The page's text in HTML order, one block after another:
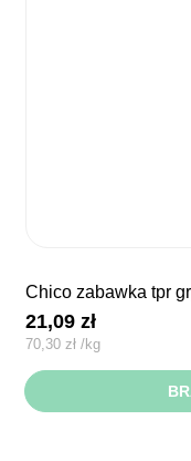
chico zabawka tpr
21,09zł
70,30 zł /kg